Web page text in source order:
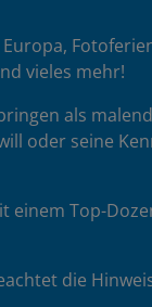
untergebracht
wissen.
vieles mehr!
als
oder seine
Top-
die